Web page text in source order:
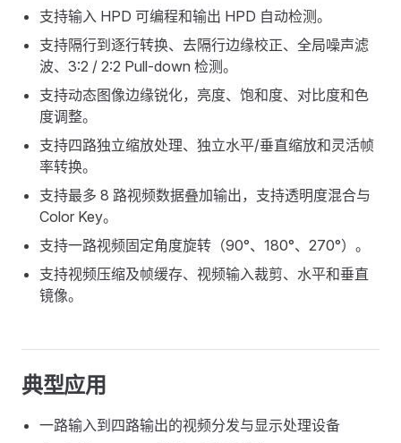
支持输入 HPD 可编程和输出 HPD 自动检测。
支持隔行到逐行转换、去隔行边缘校正、全局噪声滤
波、3:2 / 2:2 Pull-down 检测。
支持动态图像边缘锐化，亮度、饱和度、对比度和色
度调整。
支持四路独立缩放处理、独立水平/垂直缩放和灵活帧
率转换。
支持最多 8 路视频数据叠加输出，支持透明度混合与
Color Key。
支持一路视频固定角度旋转（90°、180°、270°）。
支持视频压缩及帧缓存、视频输入裁剪、水平和垂直
镜像。
典型应用
一路输入到四路输出的视频分发与显示处理设备